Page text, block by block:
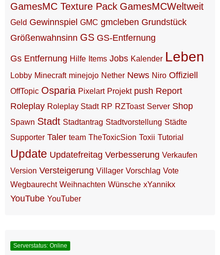
GamesMC Texture Pack GamesMCWeltweit
Geld Gewinnspiel GMC gmcleben Grundstück
Größenwahnsinn GS GS-Entfernung
Gs Entfernung Hilfe Items Jobs Kalender Leben
Lobby Minecraft minejojo Nether News Niro Offiziell
OffTopic Osparia Pixelart Projekt push Report
Roleplay Roleplay Stadt RP RZToast Server Shop
Spawn Stadt Stadtantrag Stadtvorstellung Städte
Supporter Taler team TheToxicSion Toxii Tutorial
Update Updatefreitag Verbesserung Verkaufen
Version Versteigerung Villager Vorschlag Vote
Wegbaurecht Weihnachten Wünsche xYannikx
YouTube YouTuber
Serverstatus: Online